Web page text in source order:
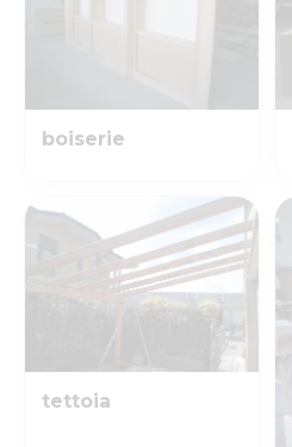
boiserie
tettoia